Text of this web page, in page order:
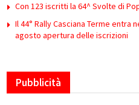
Con 123 iscritti la 64^ Svolte di
Il 44° Rally Casciana Terme entra
agosto apertura delle iscrizioni
Pubblicità